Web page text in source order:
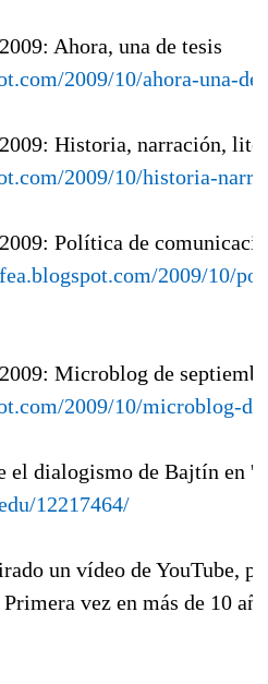
Ahora, una de tesis
2009/10/ahora-una-
Historia, narración,
2009/10/historia-
Política de
2009/10/
Microblog de
2009/10/microblog-
el dialogismo de Bajtín en
12217464/
un vídeo de YouTube,
vez en más de 10